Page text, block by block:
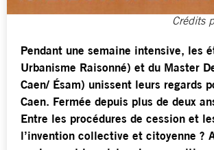
Crédits
Pendant une semaine intensive, les
Urbanisme Raisonné) et du Master
Caen/ Ésam) unissent leurs regards
Caen. Fermée depuis plus de deux
Entre les procédures de cession et
l’invention collective et citoyenne